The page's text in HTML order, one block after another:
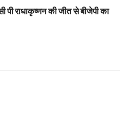
पी राधाकृष्णन की जीत से बीजेपी का